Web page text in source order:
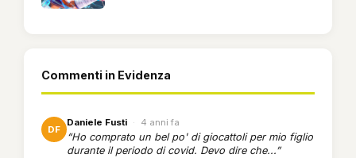
Commenti in Evidenza
DF
Daniele Fusti · 4 anni fa
“Ho comprato un bel po' di giocattoli per mio figlio
durante il periodo di covid. Devo dire che...”